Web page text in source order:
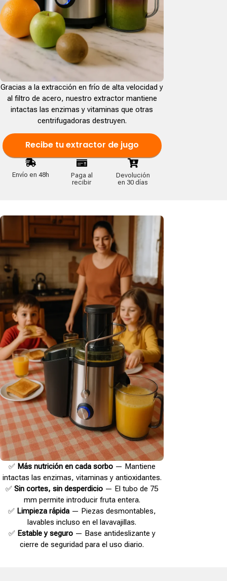
Gracias a la extracción en frío de alta velocidad y
al filtro de acero, nuestro extractor mantiene
intactas las enzimas y vitaminas que otras
centrifugadoras destruyen.
Recibe tu extractor de jugo
Envío en 48h
Paga al
recibir
Devolución
en 30 días
✅ Más nutrición en cada sorbo— Mantiene
intactas las enzimas, vitaminas y antioxidantes.
✅ Sin cortes, sin desperdicio — El tubo de 75
mm permite introducir fruta entera.
✅ Limpieza rápida— Piezas desmontables,
lavables incluso en el lavavajillas.
✅ Estable y seguro— Base antideslizante y
cierre de seguridad para el uso diario.